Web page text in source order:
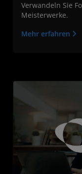
Verwandeln Sie
Meisterwerke.
Mehr erfahren